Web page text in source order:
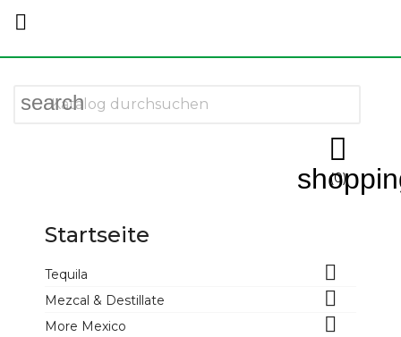

search

(0)
Bacanora 100% Agave
Startseite
Tequila 
Mezcal & Destillate 
More Mexico 